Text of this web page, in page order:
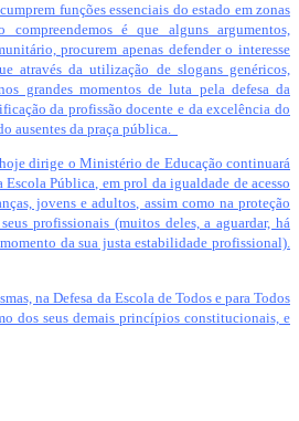
funções essenciais do estado em zonas
é que alguns argumentos,
procurem apenas defender o interesse
através da utilização de slogans genéricos,
grandes momentos de luta pela defesa da
da profissão docente e da excelência do
ausentes da praça pública.
dirige o Ministério de Educação continuará
Escola Pública, em prol da igualdade de acesso
jovens e adultos, assim como na proteção
profissionais (muitos deles, a aguardar, há
da sua justa estabilidade profissional).
na Defesa da Escola de Todos e para Todos
dos seus demais princípios constitucionais, e